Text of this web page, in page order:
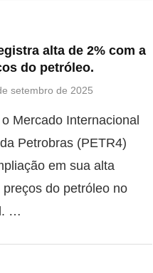
alta de 2% com a
do petróleo.
setembro de 2025
Mercado Internacional
Petrobras (PETR4)
em sua alta
do petróleo no
…